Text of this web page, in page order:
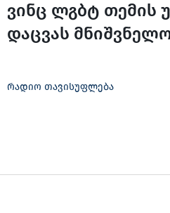
ვინც ლგბტ თემის
დაცვას
რადიო თავისუფლება